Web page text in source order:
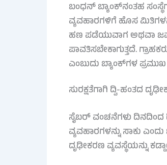
ಬಂಧನ್ ಬ್ಯಾಂಕ್‌ನಂತಹ
ವ್ಯವಹಾರಗಳಿಗೆ ಹೊಸ
ಹಣ ಪಡೆಯುವಾಗ ಅಥವಾ ಜಮೆ
ಪಾವತಿಸಬೇಕಾಗುತ್ತದೆ.
ಎಂಬುದು ಬ್ಯಾಂಕ್‌ಗಳ
ಸುರಕ್ಷತೆಗಾಗಿ ದ್ವಿ-ಹಂತದ
ಸೈಬರ್ ವಂಚನೆಗಳು ದಿನದಿಂದ
ವ್ಯವಹಾರಗಳನ್ನು ಸಾಕು
ದೃಢೀಕರಣ ವ್ಯವಸ್ಥೆಯನ್ನು